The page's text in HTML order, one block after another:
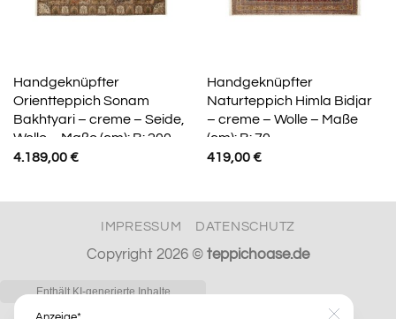
Handgeknüpfter
Orientteppich Sonam
Bakhtyari – creme – Seide,
Wolle – Maße (cm): B: 200
4.189,00€
Handgeknüpfter
Naturteppich Himla Bidjar
– creme – Wolle – Maße
(cm): B: 70
419,00€
IMPRESSUM DATENSCHUTZ
Copyright 2026 © teppichoase.de